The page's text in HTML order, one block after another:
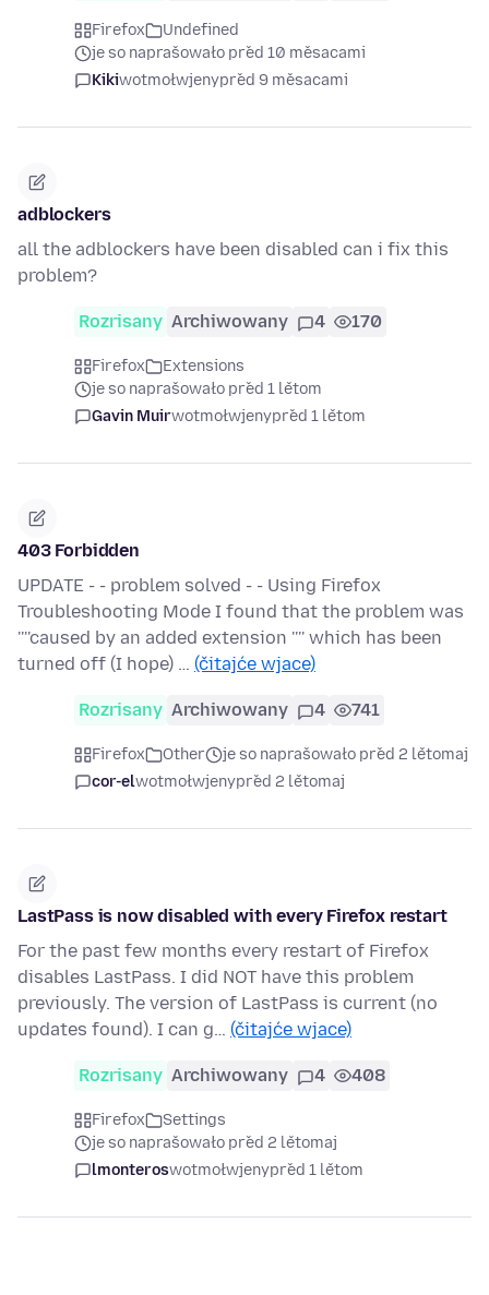
Firefox
Undefined
je so naprašowało před 10 měsacami
Kikiwotmołwjenypřed 9 měsacami
adblockers
all the adblockers have been disabled can i fix this
problem?
Rozrisany Archiwowany 4 170
Firefox
Extensions
je so naprašowało před 1 lětom
Gavin Muirwotmołwjenypřed 1 lětom
403 Forbidden
UPDATE - - problem solved - - Using Firefox
Troubleshooting Mode I found that the problem was
''''caused by an added extension '''' which has been
turned off (I hope) … (čitajće wjace)
Rozrisany Archiwowany 4 741
Firefox Other
je so naprašowało před 2 lětomaj
cor-elwotmołwjenypřed 2 lětomaj
LastPass is now disabled with every Firefox restart
For the past few months every restart of Firefox
disables LastPass. I did NOT have this problem
previously. The version of LastPass is current (no
updates found). I can g… (čitajće wjace)
Rozrisany Archiwowany 4 408
Firefox
Settings
je so naprašowało před 2 lětomaj
lmonteroswotmołwjenypřed 1 lětom